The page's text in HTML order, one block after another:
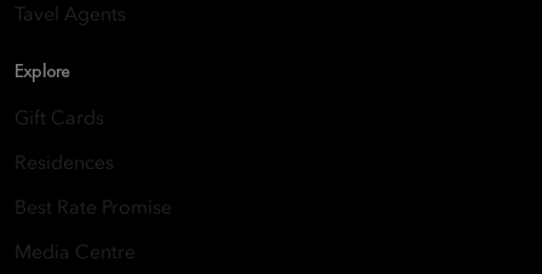
Tavel Agents
Explore
Gift Cards
Residences
Best Rate Promise
Media Centre